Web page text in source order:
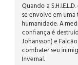
Quando a
se envolve em
humanidade. A
confiança é
Johansson) e
combater seu
Invernal.